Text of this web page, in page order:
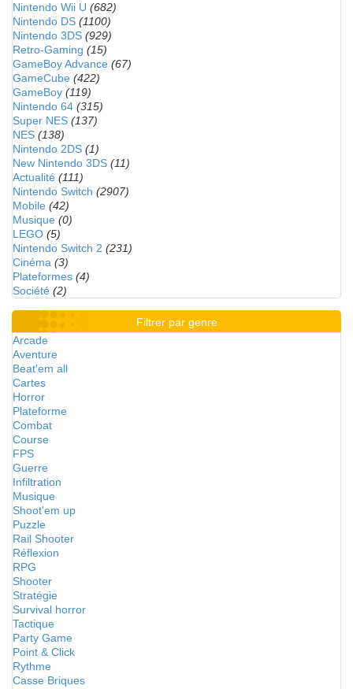
Nintendo Wii U (682)
Nintendo DS (1100)
Nintendo 3DS (929)
Retro-Gaming (15)
GameBoy Advance (67)
GameCube (422)
GameBoy (119)
Nintendo 64 (315)
Super NES (137)
NES (138)
Nintendo 2DS (1)
New Nintendo 3DS (11)
Actualité (111)
Nintendo Switch (2907)
Mobile (42)
Musique (0)
LEGO (5)
Nintendo Switch 2 (231)
Cinéma (3)
Plateformes (4)
Société (2)
Filtrer par genre
Arcade
Aventure
Beat'em all
Cartes
Horror
Plateforme
Combat
Course
FPS
Guerre
Infiltration
Musique
Shoot'em up
Puzzle
Rail Shooter
Réflexion
RPG
Shooter
Stratégie
Survival horror
Tactique
Party Game
Point & Click
Rythme
Casse Briques